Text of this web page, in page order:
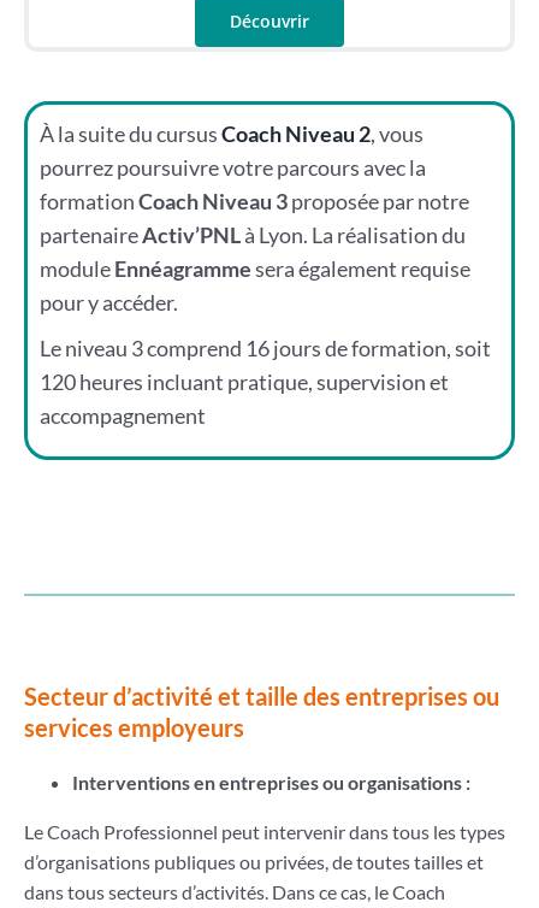
Découvrir
À la suite du cursusCoach Niveau 2, vous
pourrez poursuivre votre parcours avec la
formationCoach Niveau 3proposée par notre
partenaireActiv’PNLà Lyon. La réalisation du
moduleEnnéagrammesera également requise
pour y accéder.
Le niveau 3 comprend 16 jours de formation, soit
120 heures incluant pratique, supervision et
accompagnement
Secteur d’activité et taille des entreprises ou
services employeurs
Interventions en entreprises ou organisations :
Le Coach Professionnel peut intervenir dans tous les types
d’organisations publiques ou privées, de toutes tailles et
dans tous secteurs d’activités. Dans ce cas, le Coach